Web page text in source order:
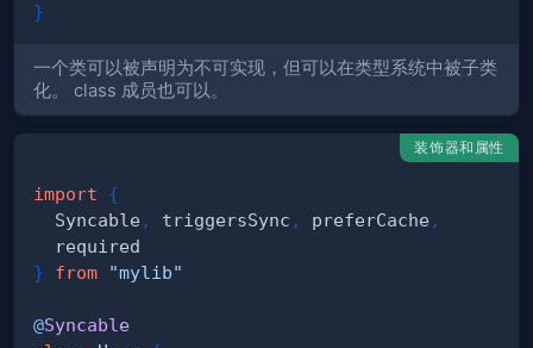
}
一个类可以被声明为不可实现，但可以在类型系统中被子类
化。 class 成员也可以。
装饰器和属性
import
{
  Syncable
, triggersSync , preferCache ,
}
from "mylib"
@Syncable